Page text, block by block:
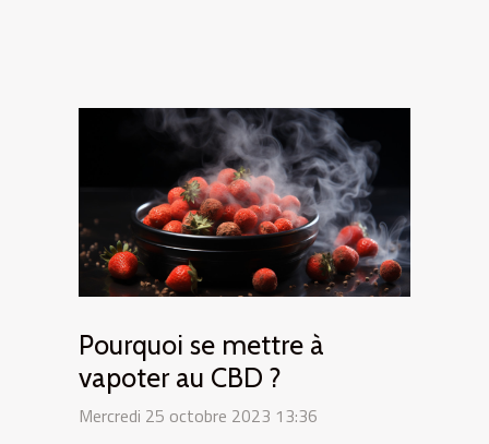
Pourquoi se mettre à
vapoter au CBD ?
Mercredi 25 octobre 2023 13:36